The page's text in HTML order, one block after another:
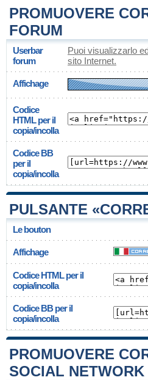
PROMUOVERE
FORUM
Userbar
forum
Puoi visualizzarlo
sito Internet.
Affichage
Codice
HTML per il
copia/incolla
Codice BB
per il
copia/incolla
PULSANTE
Le bouton
Affichage
Codice HTML per il
copia/incolla
Codice BB per il
copia/incolla
PROMUOVERE
SOCIAL NETWORK